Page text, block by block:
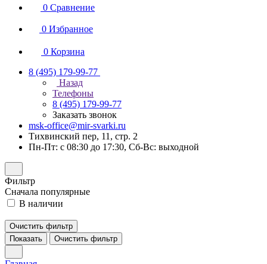
0 Сравнение
0 Избранное
0 Корзина
8 (495) 179-99-77
Назад
Телефоны
8 (495) 179-99-77
Заказать звонок
msk-office@mir-svarki.ru
Тихвинский пер, 11, стр. 2
Пн-Пт: с 08:30 до 17:30, Сб-Вс: выходной
Фильтр
Сначала популярные
В наличии
Очистить фильтр
Показать
Очистить фильтр